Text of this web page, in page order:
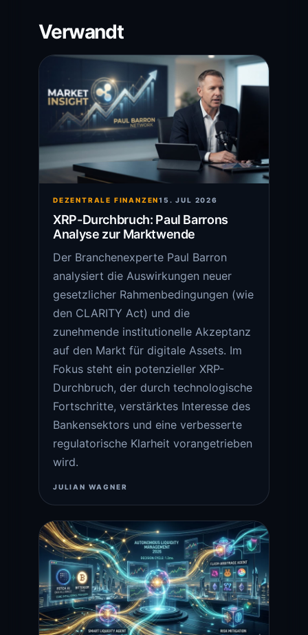
Verwandt
DEZENTRALE FINANZEN15. JUL 2026
XRP-Durchbruch: Paul Barrons
Analyse zur Marktwende
Der Branchenexperte Paul Barron
analysiert die Auswirkungen neuer
gesetzlicher Rahmenbedingungen (wie
den CLARITY Act) und die
zunehmende institutionelle Akzeptanz
auf den Markt für digitale Assets. Im
Fokus steht ein potenzieller XRP-
Durchbruch, der durch technologische
Fortschritte, verstärktes Interesse des
Bankensektors und eine verbesserte
regulatorische Klarheit vorangetrieben
wird.
JULIAN WAGNER